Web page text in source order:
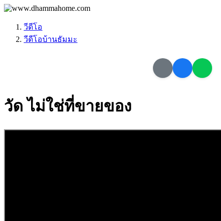
วีดีโอ
วีดีโอบ้านธัมมะ
วัด ไม่ใช่ที่ขายของ